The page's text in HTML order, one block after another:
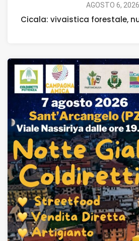
AGOSTO 6, 2026
Cicala: vivaistica forestale,